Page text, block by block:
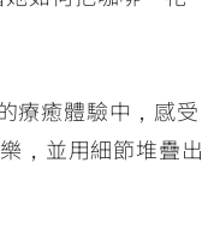
療癒體驗中，感受
，並用細節堆疊出